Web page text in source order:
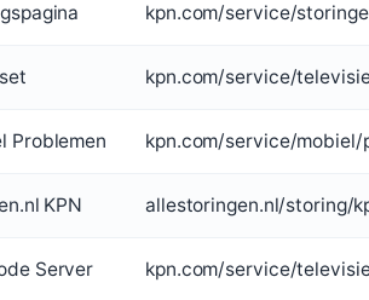
kpn.com/service/
kpn.com/service/
Problemen kpn.com/service/mobiel/
KPN allestoringen.nl/storing/
Server kpn.com/service/